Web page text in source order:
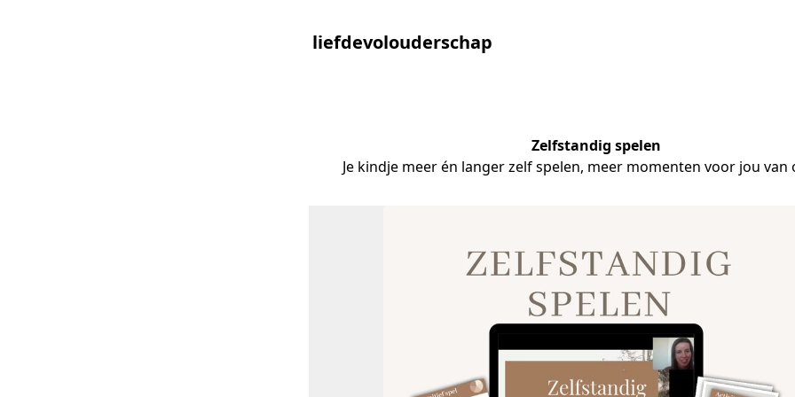
liefdevolouderschap
Zelfstandig spelen
Je kindje meer én langer zelf spelen, meer momenten voor jou van